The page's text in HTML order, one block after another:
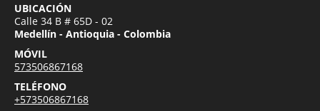
UBICACIÓN
Calle 34 B # 65D - 02
Medellín - Antioquia - Colombia
MÓVIL
573506867168
TELÉFONO
+573506867168